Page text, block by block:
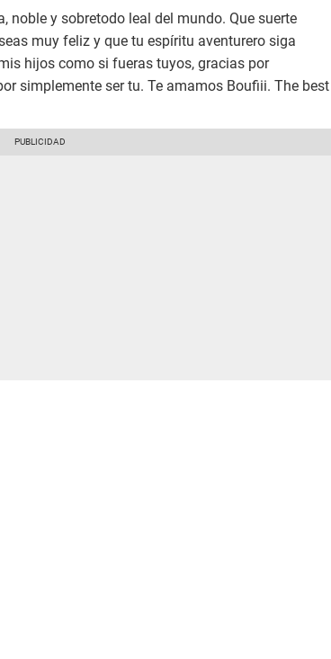
noble y sobretodo leal del mundo. Que suerte
muy feliz y que tu espíritu aventurero siga
hijos como si fueras tuyos, gracias por
simplemente ser tu. Te amamos Boufiii. The best